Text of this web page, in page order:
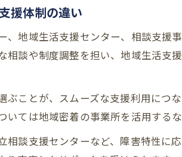
援体制の違い
、地域生活支援センター、相談支援
相談や制度調整を担い、地域生活支
ぶことが、スムーズな支援利用につ
ては地域密着の事業所を活用する
相談支援センターなど、障害特性に